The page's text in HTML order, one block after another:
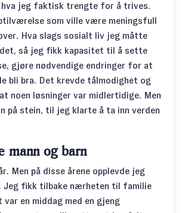
jeg faktisk trengte for å trives.
som ville være meningsfull
Hva slags sosialt liv jeg måtte
så jeg fikk kapasitet til å sette
gjøre nødvendige endringer for at
bli bra. Det krevde tålmodighet og
noen løsninger var midlertidige. Men
på stein, til jeg klarte å ta inn verden
mann og barn
Men på disse årene opplevde jeg
Jeg fikk tilbake nærheten til familie
var en middag med en gjeng